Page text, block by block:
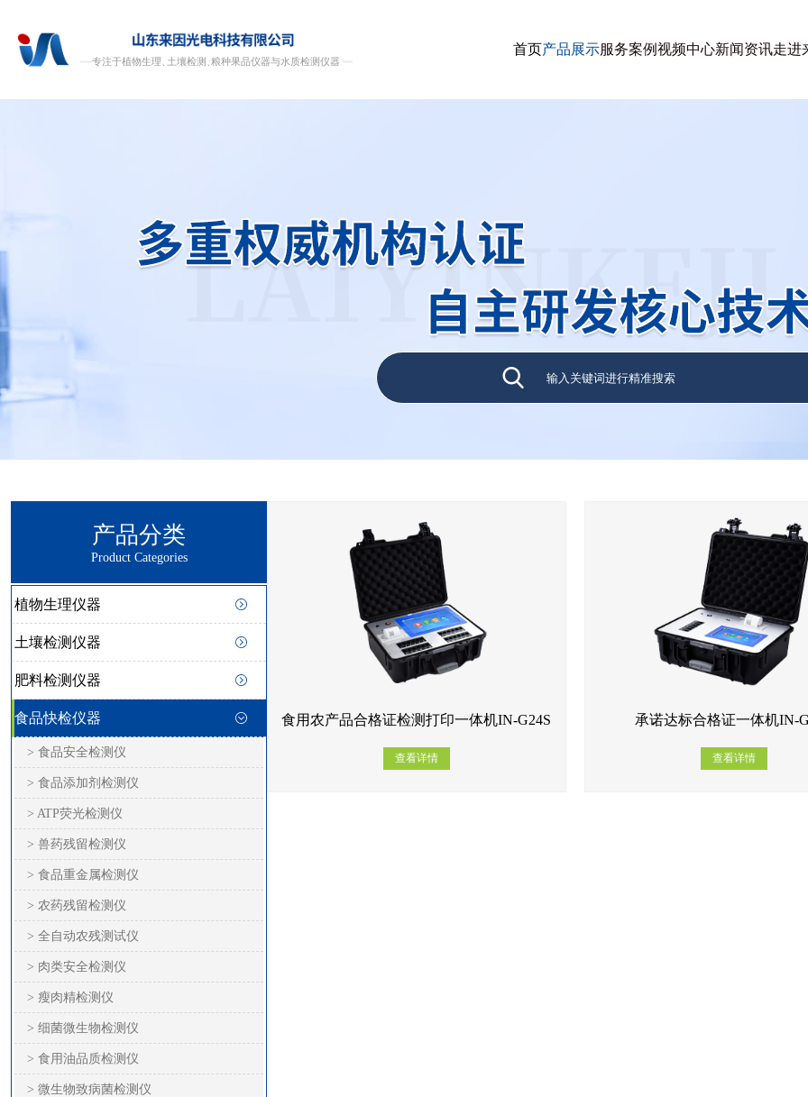
首页产品展示服务案例视频中心新闻资讯走进
产品分类
Product Categories
植物生理仪器
土壤检测仪器
肥料检测仪器
食品快检仪器
> 食品安全检测仪
> 食品添加剂检测仪
> ATP荧光检测仪
> 兽药残留检测仪
> 食品重金属检测仪
> 农药残留检测仪
> 全自动农残测试仪
> 肉类安全检测仪
> 瘦肉精检测仪
> 细菌微生物检测仪
> 食用油品质检测仪
> 微生物致病菌检测仪
食用农产品合格证检测打印一体机IN-G24S
查看详情
承诺达标合格证一体机IN-
查看详情